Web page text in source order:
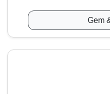
Gem